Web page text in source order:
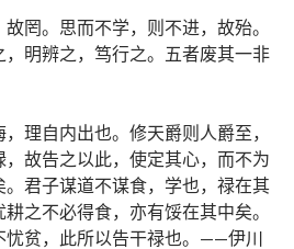
罔。思而不学，则不进，故殆。
明辨之，笃行之。五者废其一非
理自内出也。修天爵则人爵至，
故告之以此，使定其心，而不为
君子谋道不谋食，学也，禄在其
之不必得食，亦有馁在其中矣。
忧贫，此所以告干禄也。——伊川